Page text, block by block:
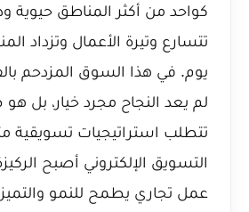
كواحد من أكثر المناطق حيوية
تتسارع وتيرة الأعمال وتزداد
يوم. في هذا السوق المزدحم
لم يعد النجاح مجرد خيار، بل
تتطلب استراتيجيات تسويقية
التسويق الإلكتروني أصبح
عمل تجاري يطمح للنمو